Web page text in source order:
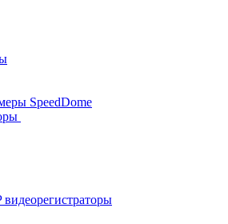
SpeedDome
видеорегистраторы